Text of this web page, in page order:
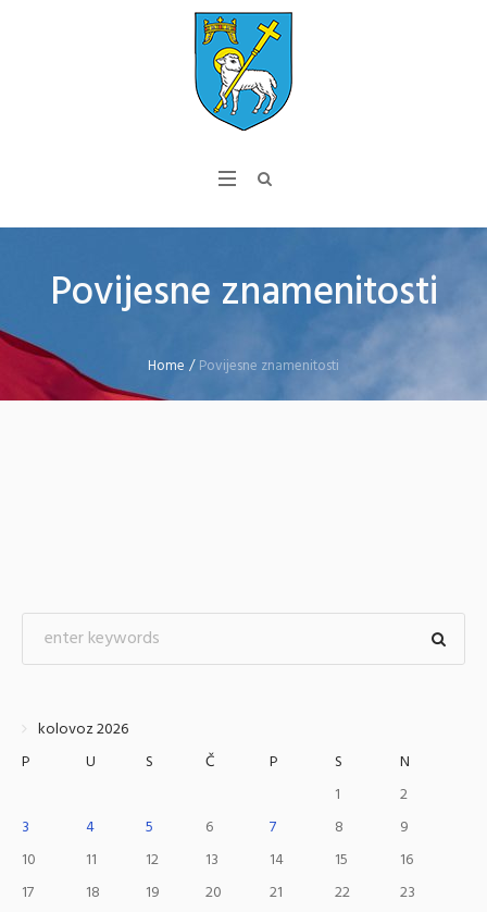
Povijesne znamenitosti
Home /Povijesne znamenitosti
kolovoz 2026
P
U S Č P S
N
1
2
3
4 5 6 7 8
9
10
11 12 13 14 15
16
17
18 19 20 21 22
23